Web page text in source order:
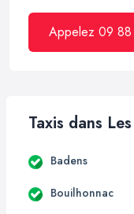
Appelez 09
Taxis dans
Badens
Bouilhonnac